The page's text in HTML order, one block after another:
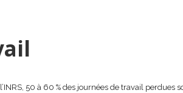
50 à 60 % des journées de travail perdues